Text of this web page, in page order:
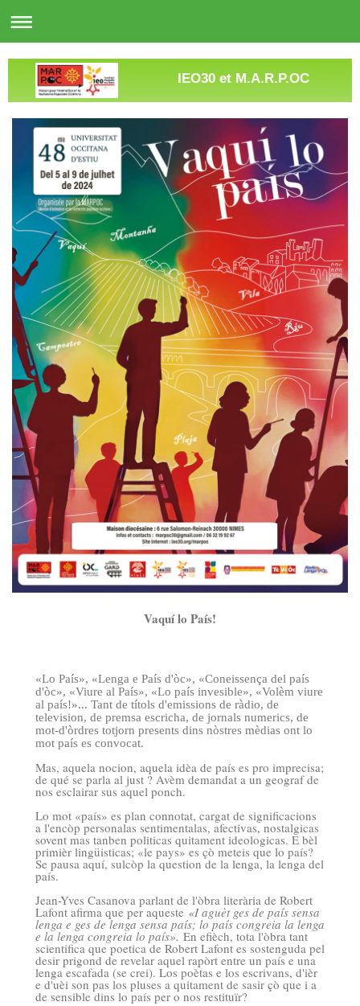
IEO30 et M.A.R.P.OC
Vaquí lo País!
«Lo País», «Lenga e País d'òc», «Coneissença del país
d'òc», «Viure al País», «Lo país invesible», «Volèm viure
al país!»... Tant de títols d'emissions de ràdio, de
television, de premsa escricha, de jornals numerics, de
mot-d'òrdres totjorn presents dins nòstres mèdias ont lo
mot país es convocat.
Mas, aquela nocion, aquela idèa de país es pro imprecisa;
de qué se parla al just ? Avèm demandat a un geograf de
nos esclairar sus aquel ponch.
Lo mot «país» es plan connotat, cargat de significacions
a l'encòp personalas sentimentalas, afectivas, nostalgicas
sovent mas tanben politicas quitament ideologicas. E bèl
primièr lingüisticas; «le pays» es çò meteis que lo país?
Se pausa aquí, sulcòp la question de la lenga, la lenga del
país.
Jean-Yves Casanova parlant de l'òbra literària de Robert
Lafont afirma que per aqueste «I aguèt ges de país sensa
lenga e ges de lenga sensa país; lo país congreia la lenga
e la lenga congreia lo país». En efièch, tota l'òbra tant
scientifica que poetica de Robert Lafont es sostenguda pel
desir prigond de revelar aquel rapòrt entre un país e una
lenga escafada (se crei). Los poètas e los escrivans, d'ièr
e d'uèi son pas los pluses a quitament de sasir çò que i a
de sensible dins lo país per o nos restituïr?